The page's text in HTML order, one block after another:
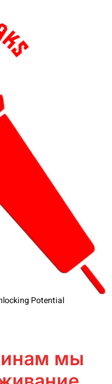
Potential
мы